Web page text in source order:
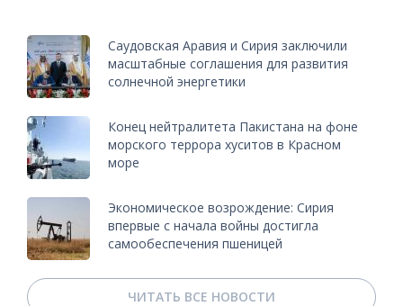
Саудовская Аравия и Сирия заключили
масштабные соглашения для развития
солнечной энергетики
Конец нейтралитета Пакистана на фоне
морского террора хуситов в Красном
море
Экономическое возрождение: Сирия
впервые с начала войны достигла
самообеспечения пшеницей
ЧИТАТЬ ВСЕ НОВОСТИ